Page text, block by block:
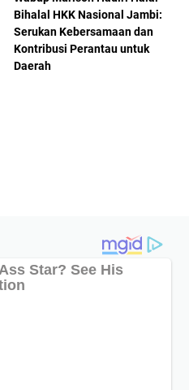
Bihalal HKK Nasional Jambi:
Serukan Kebersamaan dan
Kontribusi Perantau untuk
Daerah